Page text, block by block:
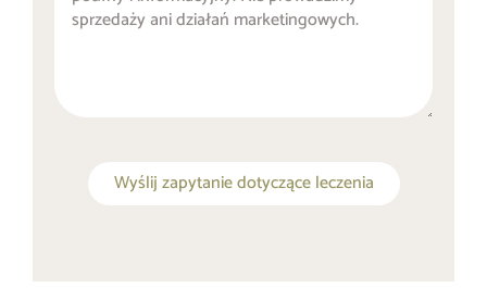
Wyślij zapytanie dotyczące leczenia